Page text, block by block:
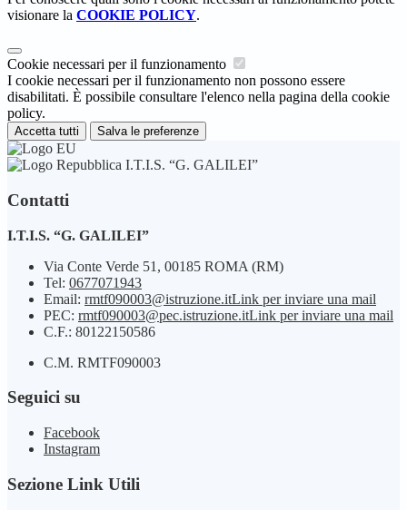
visionare la COOKIE POLICY.
Cookie necessari per il funzionamento
I cookie necessari per il funzionamento non possono essere
disabilitati. È possibile consultare l'elenco nella pagina della cookie
policy.
Accetta tutti Salva le preferenze
I.T.I.S. “G. GALILEI”
Contatti
I.T.I.S. “G. GALILEI”
Via Conte Verde 51, 00185 ROMA (RM)
Tel: 0677071943
Email: rmtf090003@istruzione.itLink per inviare una mail
PEC: rmtf090003@pec.istruzione.itLink per inviare una mail
C.F.: 80122150586
C.M. RMTF090003
Seguici su
Facebook
Instagram
Sezione Link Utili